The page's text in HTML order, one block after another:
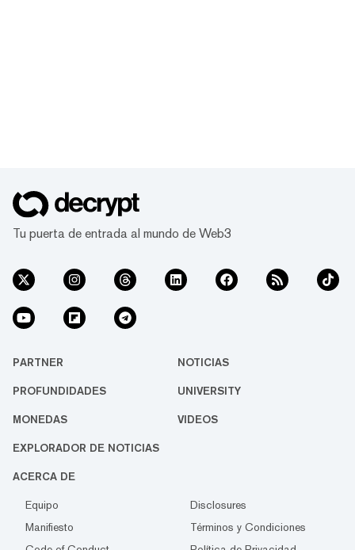
Tu puerta de entrada al mundo de Web3
PARTNER NOTICIAS
PROFUNDIDADES UNIVERSITY
MONEDAS VIDEOS
EXPLORADOR DE NOTICIAS
ACERCA DE
Equipo
Disclosures
Manifiesto
Términos y Condiciones